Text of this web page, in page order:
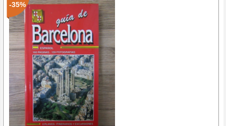
-35%